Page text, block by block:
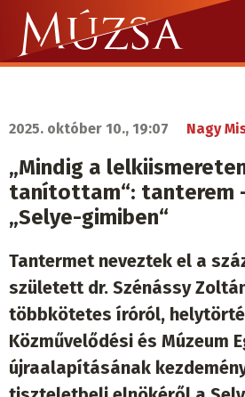
Ugrás
tartalomra
Múzsa.sk
navigáció
2025. október 10., 19:07 Nagy
„Mindig a
tanítottam“: tanterem
„Selye-gimiben“
Tantermet neveztek el a
született dr. Szénássy
többkötetes íróról,
Közművelődési és Múzeum
újraalapításának